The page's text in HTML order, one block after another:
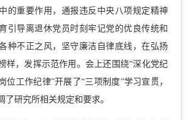
的重要作用，通报违反中央八项规定精神
引导离退休党员时刻牢记党的优良传统和
种不正之风，坚守廉洁自律底线，在弘扬
样，发挥示范作用。会上还围绕“深化党纪
位工作纪律”开展了“三项制度”学习宣贯，
了研究所相关规定和要求。